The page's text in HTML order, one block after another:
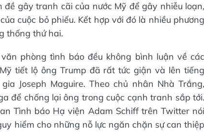
gây tranh cãi của nước Mỹ để gây nhiễu loạn,
cuộc bỏ phiếu. Kết hợp với đó là nhiều phương
thống thứ hai.
phòng tình báo đều không bình luận về các
tiết lộ ông Trump đã rất tức giận và lên tiếng
Joseph Maguire. Theo chủ nhân Nhà Trắng,
để chống lại ông trong cuộc cạnh tranh sắp tới.
Tình báo Hạ viện Adam Schiff trên Twitter nói
hiểm cho những nỗ lực ngăn chặn sự can thiệp